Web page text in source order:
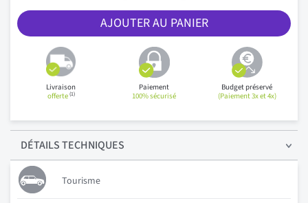
AJOUTER AU PANIER
Livraison
offerte(1)
Paiement
100% sécurisé
Budget préservé
(Paiement 3x et 4x)
DÉTAILSTECHNIQUES
Tourisme